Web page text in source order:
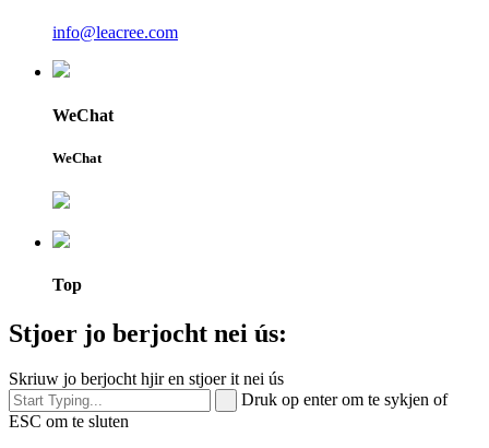
info@leacree.com
WeChat
WeChat
Top
Stjoer jo berjocht nei ús:
Skriuw jo berjocht hjir en stjoer it nei ús
Druk op enter om te sykjen of
ESC om te sluten